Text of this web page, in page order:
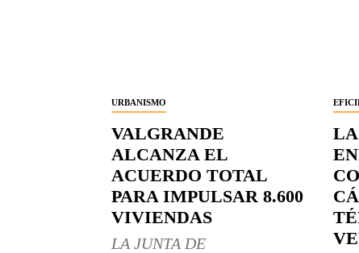
URBANISMO
VALGRANDE
ALCANZA EL
ACUERDO TOTAL
PARA IMPULSAR 8.600
VIVIENDAS
LA JUNTA DE